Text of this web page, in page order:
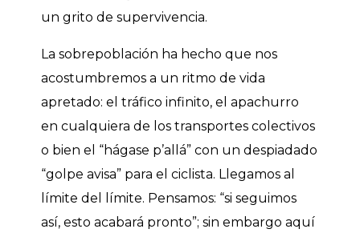
un grito de supervivencia.
La sobrepoblación ha hecho que nos
acostumbremos a un ritmo de vida
apretado: el tráfico infinito, el apachurro
en cualquiera de los transportes colectivos
o bien el “hágase p’allá” con un despiadado
“golpe avisa” para el ciclista. Llegamos al
límite del límite. Pensamos: “si seguimos
así, esto acabará pronto”; sin embargo aquí